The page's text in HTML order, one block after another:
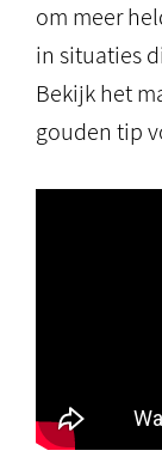
om meer
in situaties
Bekijk het
gouden tip